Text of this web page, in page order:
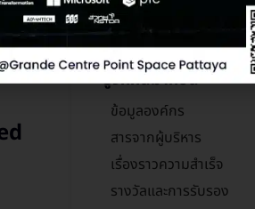
รู้จักกันมากขึ้น
ข้อมูลองค์กร
สารจากผู้บริหาร
เรื่องราวความสำเร็จ
รางวัลและการรับรอง